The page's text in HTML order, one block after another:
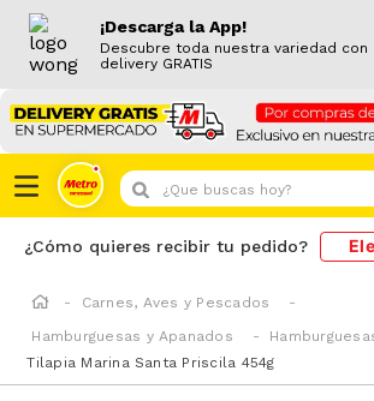
¡Descarga la App!
Descubre toda nuestra variedad con
delivery GRATIS
¿Que buscas hoy?
¿Cómo quieres recibir tu pedido?
Carnes, Aves y Pescados
Hamburguesas y Apanados
Tilapia Marina Santa Priscila 454g